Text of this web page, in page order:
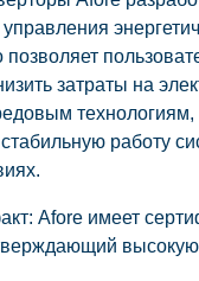
позволяет
затраты на
работу
Afore имеет